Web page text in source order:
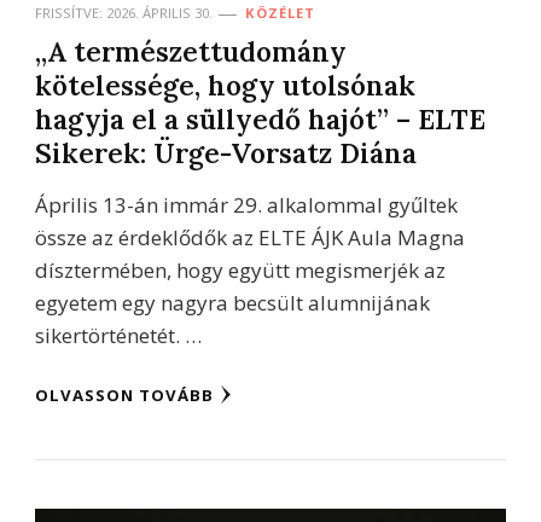
FRISSÍTVE: 2026. ÁPRILIS 30. KÖZÉLET
„A természettudomány
kötelessége, hogy utolsónak
hagyja el a süllyedő hajót” – ELTE
Sikerek: Ürge-Vorsatz Diána
Április 13-án immár 29. alkalommal gyűltek
össze az érdeklődők az ELTE ÁJK Aula Magna
dísztermében, hogy együtt megismerjék az
egyetem egy nagyra becsült alumnijának
sikertörténetét. …
OLVASSON TOVÁBB